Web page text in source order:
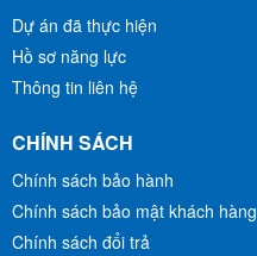
Dự án đã thực hiện
Hồ sơ năng lực
Thông tin liên hệ
CHÍNH SÁCH
Chính sách bảo hành
Chính sách bảo mật khách hàng
Chính sách đổi trả